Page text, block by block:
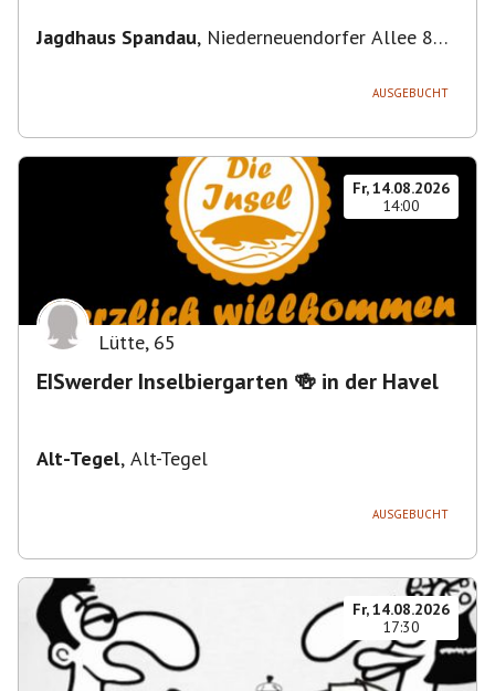
Jagdhaus Spandau, Niederneuendorfer Allee 80,
AUSGEBUCHT
Fr, 14.08.2026
14:00
Lütte, 65
EISwerder Inselbiergarten 🍻 in der Havel
Alt-Tegel, Alt-Tegel
AUSGEBUCHT
Fr, 14.08.2026
17:30